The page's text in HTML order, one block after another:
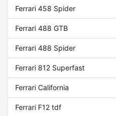
Ferrari 458 Spider
Ferrari 488 GTB
Ferrari 488 Spider
Ferrari 812 Superfast
Ferrari California
Ferrari F12 tdf